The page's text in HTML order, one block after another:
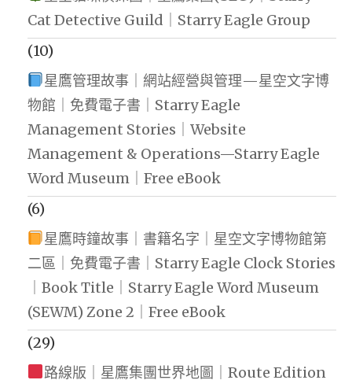
Cat Detective Guild｜Starry Eagle Group
(10)
星鷹管理故事｜網站經營與管理—星空文字博
物館｜免費電子書｜Starry Eagle
Management Stories｜Website
Management & Operations—Starry Eagle
Word Museum｜Free eBook
(6)
星鷹時鐘故事｜書籍名字｜星空文字博物館第
二區｜免費電子書｜Starry Eagle Clock Stories
｜Book Title｜Starry Eagle Word Museum
(SEWM) Zone 2｜Free eBook
(29)
路線版｜星鷹集團世界地圖｜Route Edition